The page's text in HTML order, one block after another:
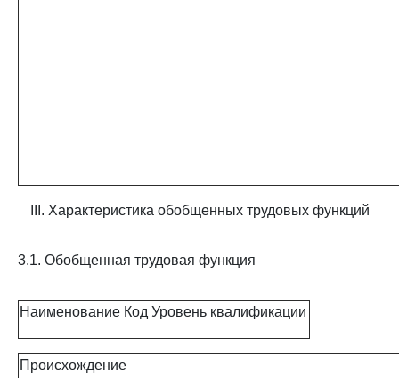
III. Характеристика обобщенных трудовых функций
3.1. Обобщенная трудовая функция
Наименование Код Уровень квалификации
Происхождение